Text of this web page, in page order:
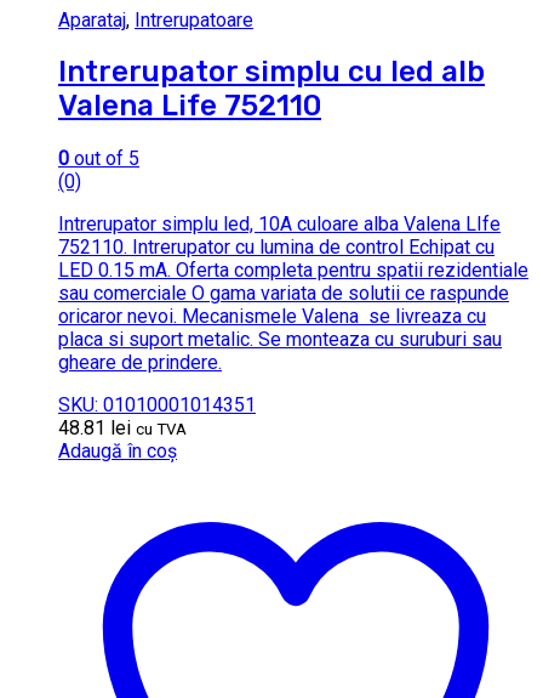
Aparataj, Intrerupatoare
Intrerupator simplu cu led alb
Valena Life 752110
0 out of 5
(0)
Intrerupator simplu led, 10A culoare alba Valena LIfe
752110. Intrerupator cu lumina de control Echipat cu
LED 0.15 mA. Oferta completa pentru spatii rezidentiale
sau comerciale O gama variata de solutii ce raspunde
oricaror nevoi. Mecanismele Valena se livreaza cu
placa si suport metalic. Se monteaza cu suruburi sau
gheare de prindere.
SKU: 01010001014351
48.81 lei cu TVA
Adaugă în coș